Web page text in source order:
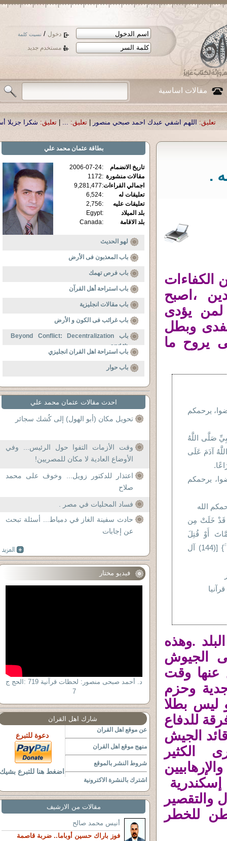
دخول / نسيت كلمة
مستخدم جديد
مقالات اساسية
اشفي عبدك احمد صبحي منصور|تعليق: ...
|تعليق: شكرا جزيلا أستاذ حمد الحمد
.
،اصبح
لمن يؤدى
وبطل
يروح ما
يرحمكم
صَلَّى اللَّهُ
آدَمَ عَلَى
يرحمكم
الله
قَدْ خَلَتْ مِن
أَوْ قُتِلَ
انقَلَبْتُمْ عَلَىٰ أَعْقَابِكُمْ ۚ} [(144) آل
.وهذه
الجيوش
عنها وقت
وحزم
ليس بطلا
للدفاع
الجيش
الكثير
والتقصير
للخطر
بطاقةعثمان محمد علي
تاريخ الانضمام :
2006-07-24
مقالات منشورة :
1172
اجمالي القراءات:
9,281,477
تعليقات له
:
6,524
تعليقات عليه
:
2,756
بلد الميلاد
:
Egypt
بلد الاقامة
:
Canada
لهو الحديث
باب المعذبون فى الأرض
باب فرص تهمك
باب استراحة أهل القرآن
باب مقالات انجليزية
باب غرائب فى الكون و الأرض
باب Beyond Conflict: Decentralization
and th
باب استراحة اهل القران انجليزي
باب حوار
احدث مقالات عثمان محمد علي
تحويل مكان (أبو الهول) إلى كُشك سجائر
وقت الأزمات التفوا حول الرئيس... وفي
الأوضاع العادية لا مكان للمصريين!
اعتذار للدكتور زويل... وخوف على محمد
صلاح
فساد المحليات في مصر .
حادث سفينة الغاز في دمياط... أسئلة تبحث
عن إجابات
فيديو مختار
د. أحمد صبحى منصور: لحظات قرآنية 719 :الحج ج
7
شارك اهل القران
عن موقع اهل القران
منهج موقع اهل القران
شروط النشر بالموقع
اشترك بالنشرة الاكترونية
دعوة للتبرع
اضغط هنا للتبرع بشيك
مقالات من الارشيف
أنيس محمد صالح
فوز باراك حسين أوباما.. ضربة قاصمة